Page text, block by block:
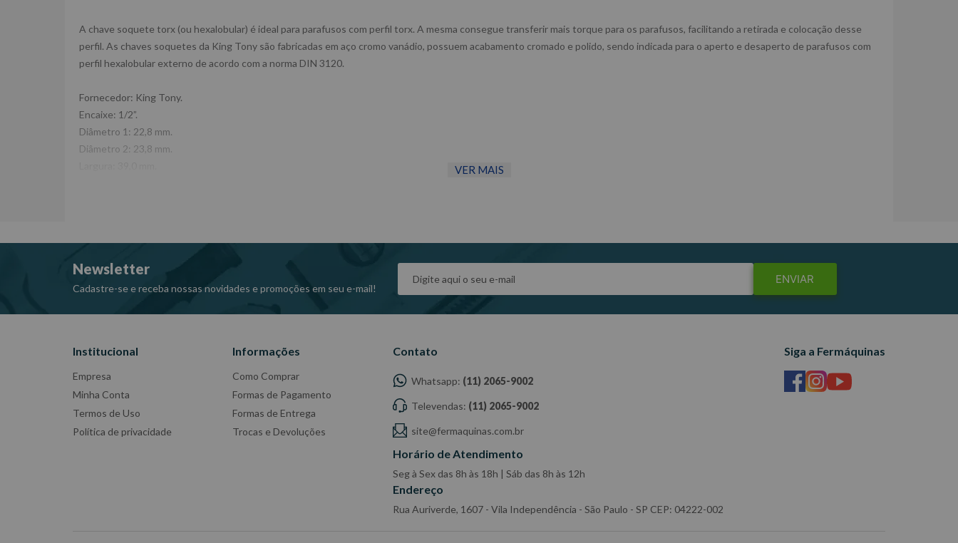
A chave soquete torx (ou hexalobular) é ideal para parafusos com perfil torx. A mesma consegue transferir mais torque para os parafusos, facilitando a retirada e colocação desse
perfil. As chaves soquetes da King Tony são fabricadas em aço cromo vanádio, possuem acabamento cromado e polido, sendo indicada para o aperto e desaperto de parafusos com
perfil hexalobular externo de acordo com a norma DIN 3120.
Fornecedor: King Tony.
Encaixe: 1/2”.
Diâmetro 1: 22,8 mm.
Diâmetro 2: 23,8 mm.
VER MAIS
Newsletter
Cadastre-se e receba nossas novidades e promoções em seu e-mail!
ENVIAR
Institucional
Empresa
Minha Conta
Termos de Uso
Política de privacidade
Informações
Como Comprar
Formas de Pagamento
Formas de Entrega
Trocas e Devoluções
Contato
Whatsapp: (11) 2065-9002
Televendas: (11) 2065-9002
site@fermaquinas.com.br
Horário de Atendimento
Seg à Sex das 8h às 18h | Sáb das 8h às 12h
Endereço
Rua Auriverde, 1607 - Vila Independência - São Paulo - SP CEP: 04222-002
Siga a Fermáquinas